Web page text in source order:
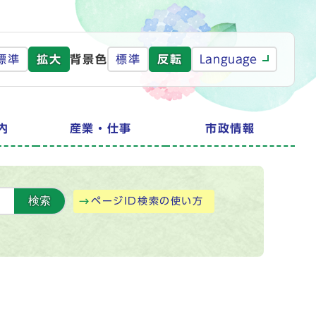
準 拡大 背景色 標準 反転 Language
産業・仕事 市政情報
検索 ページID検索の使い方